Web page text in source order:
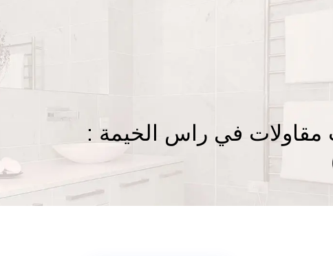
في راس الخيمة :